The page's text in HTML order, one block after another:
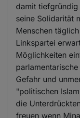
damit
seine Solidarität
Menschen
Linkspartei
Möglichkeiten
Gefahr und
"politischen
die
freuen wenn